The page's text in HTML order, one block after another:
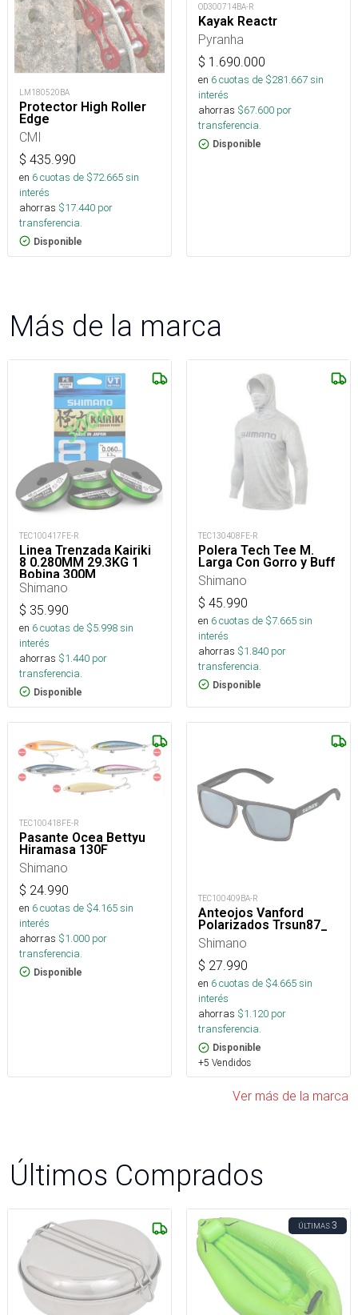
LM180520BA
Protector High Roller
Edge
CMI
$ 435.990
en 6cuotas de $72.665sin
interés
ahorras $17.440 por
transferencia.
Disponible
OD300714BA-R
Kayak Reactr
Pyranha
$ 1.690.000
en 6cuotas de $281.667sin
interés
ahorras $67.600 por
transferencia.
Disponible
Más de la marca
TEC100417FE-R
Linea Trenzada Kairiki
8 0.280MM 29.3KG 1
Bobina 300M
Shimano
$ 35.990
en 6cuotas de $5.998sin
interés
ahorras $1.440 por
transferencia.
Disponible
TEC130408FE-R
Polera Tech Tee M.
Larga Con Gorro y Buff
Shimano
$ 45.990
en 6cuotas de $7.665sin
interés
ahorras $1.840 por
transferencia.
Disponible
TEC100418FE-R
Pasante Ocea Bettyu
Hiramasa 130F
Shimano
$ 24.990
en 6cuotas de $4.165sin
interés
ahorras $1.000 por
transferencia.
Disponible
TEC100409BA-R
Anteojos Vanford
Polarizados Trsun87_
Shimano
$ 27.990
en 6cuotas de $4.665sin
interés
ahorras $1.120 por
transferencia.
Disponible
+5 Vendidos
Ver más de la marca
Últimos Comprados
ÚLTIMAS3